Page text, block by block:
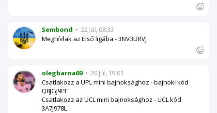
Sembond • 22 Júl, 08:33
Meghívlak az Első ligába - 3NV3URVJ
olegbarna69 • 20 Júl, 19:01
Csatlakozz a UPL mini bajnoksághoz - bajnoki kód
Q8JGJ9PF
Csatlakozz az UCL mini bajnoksághoz - UCL kód
3A7J978L